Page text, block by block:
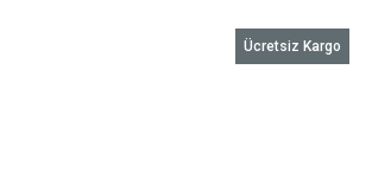
Ücretsiz Kargo